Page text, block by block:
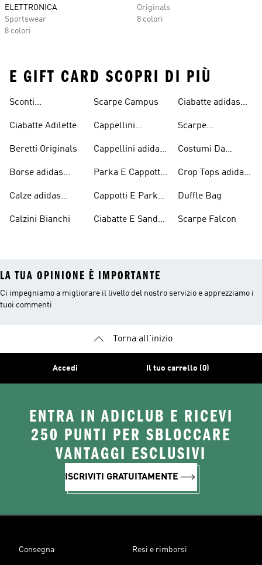
ELETTRONICA
Sportswear
8 colori
Originals
8 colori
E GIFT CARD SCOPRI DI PIÙ
Sconti
adidas Originals
Ciabatte Adilette
Beretti Originals
Borse adidas
Calze adidas
Calzini Bianchi
Scarpe Campus
Cappellini
Cappellini adidas
Parka E Cappotti
Cappotti E Parkas
Ciabatte E Sandali
Ciabatte adidas
Scarpe
Costumi Da
Crop Tops adidas
Duffle Bag
Scarpe Falcon
LA TUA OPINIONE È IMPORTANTE
Ci impegniamo a migliorare il livello del nostro servizio e apprezziamo i
tuoi commenti
Torna all'inizio
Accedi Il tuo carrello (0)
ENTRA IN ADICLUB E RICEVI
250 PUNTI PER SBLOCCARE
VANTAGGI ESCLUSIVI
ISCRIVITI GRATUITAMENTE
Consegna Resi e rimborsi